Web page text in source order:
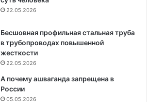
22.05.2026
Бесшовная профильная стальная труба
в трубопроводах повышенной
жесткости
22.05.2026
А почему ашваганда запрещена в
России
05.05.2026